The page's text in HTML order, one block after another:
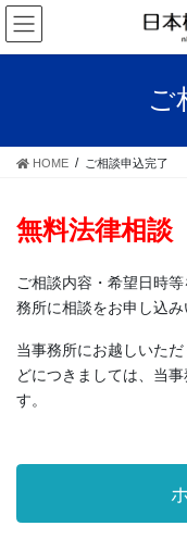
コ
ン
テ
ス
ナ
ビ
ゲ
ン
ご
HOME ご相談申込完了
無料法律相
ご相談内容・希望日時
務所に相談をお申し込み
当事務所にお越しいた
どにつきましては、当
す。